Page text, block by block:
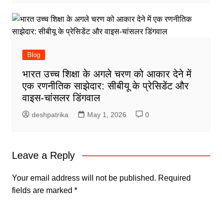
Blog
भारत उच्च शिक्षा के अगले चरण को आकार देने में
एक रणनीतिक साझेदार: सीबीयू के प्रेसिडेंट और
वाइस-चांसलर डिंगवाल
deshpatrika May 1, 2026 0
Leave a Reply
Your email address will not be published. Required
fields are marked *